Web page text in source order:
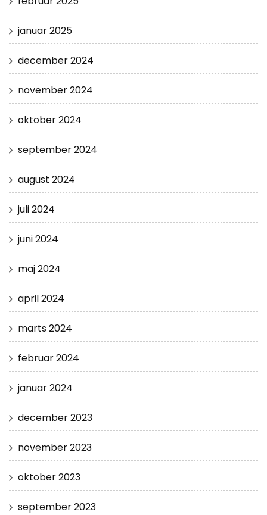
januar 2025
december 2024
november 2024
oktober 2024
september 2024
august 2024
juli 2024
juni 2024
maj 2024
april 2024
marts 2024
februar 2024
januar 2024
december 2023
november 2023
oktober 2023
september 2023